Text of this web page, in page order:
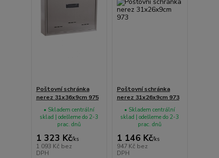
Poštovní schránka
nerez 31x36x9cm 975
1 323 Kč/ks
1 093 Kč bez
DPH
• Skladem centrální
sklad | odešleme do 2-3
prac. dnů
Poštovní schránka
nerez 31x26x9cm 973
1 146 Kč/ks
947 Kč bez
DPH
• Skladem centrální
sklad | odešleme do 2-3
prac. dnů